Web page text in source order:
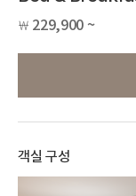
￦ 229,900 ~
객실 구성